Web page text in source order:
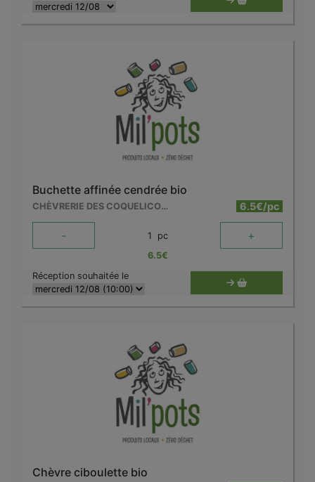
Buchette affinée cendrée bio
CHÈVRERIE DES COQUELICOTS 6.5€/pc
- 1 pc +
6.5€
Réception souhaitée le
Chèvre ciboulette bio